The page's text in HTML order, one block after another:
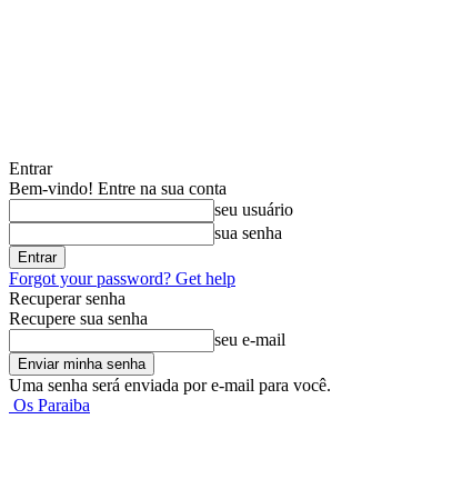
Entrar
Bem-vindo! Entre na sua conta
seu usuário
sua senha
Forgot your password? Get help
Recuperar senha
Recupere sua senha
seu e-mail
Uma senha será enviada por e-mail para você.
Os Paraiba